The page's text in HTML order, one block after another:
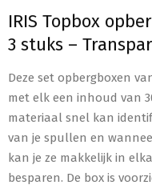
IRIS Topbox
3 stuks –
Deze set opbergboxen
met elk een inhoud van
materiaal snel kan
van je spullen en
kan je ze makkelijk in
besparen. De box is